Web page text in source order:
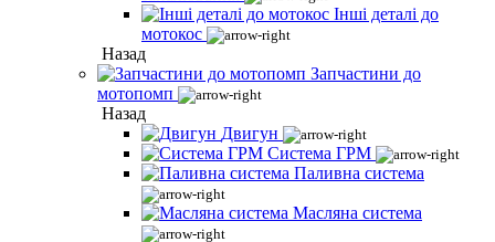
Інші деталі до
мотокос
Назад
Запчастини до
мотопомп
Назад
Двигун
Система ГРМ
Паливна система
Масляна система